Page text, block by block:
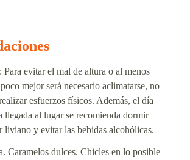
Para evitar el mal de altura o al menos
mejor será necesario aclimatarse, no
esfuerzos físicos. Además, el día
llegada al lugar se recomienda dormir
liviano y evitar las bebidas alcohólicas.
Caramelos dulces. Chicles en lo posible